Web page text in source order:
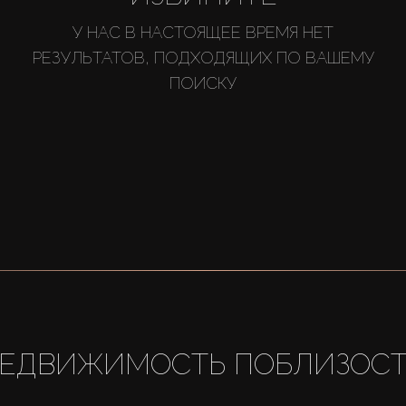
У НАС В НАСТОЯЩЕЕ ВРЕМЯ НЕТ
РЕЗУЛЬТАТОВ, ПОДХОДЯЩИХ ПО ВАШЕМУ
ПОИСКУ